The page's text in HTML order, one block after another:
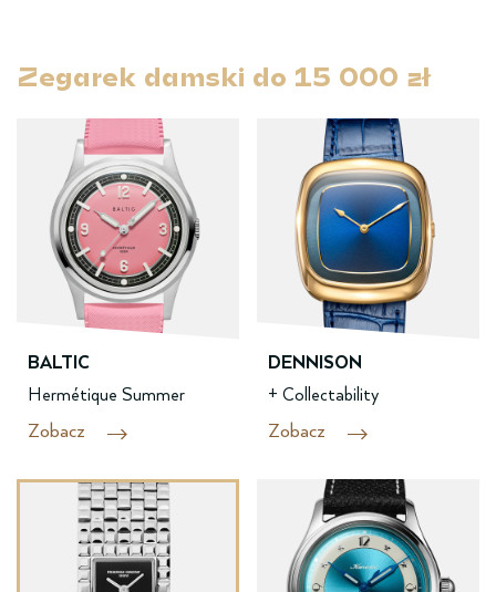
Zegarek damski ­do­ 15 000 zł
BALTIC
Hermétique Summer
Zobacz
DENNISON
+ Collectability
Zobacz